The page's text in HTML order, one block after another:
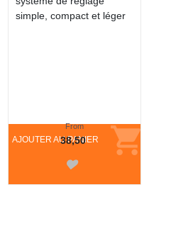
simple, compact et léger
AJOUTER AU PANIER
From
38,50